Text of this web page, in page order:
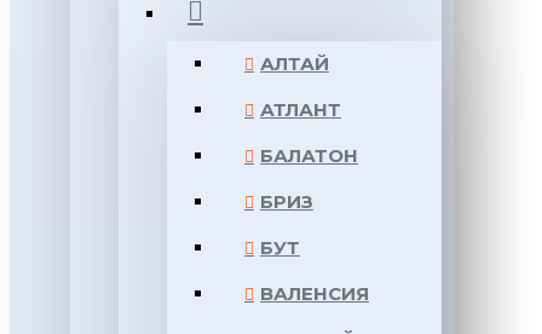
АЛТАЙ
АТЛАНТ
БАЛАТОН
БРИЗ
БУТ
ВАЛЕНСИЯ